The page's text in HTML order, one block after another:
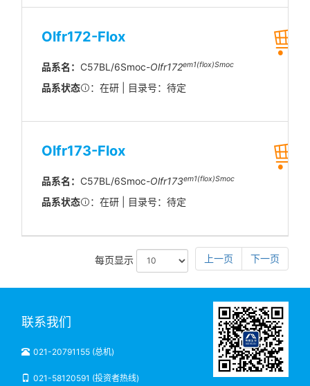
Olfr172-Flox
品系名： C57BL/6Smoc-Olfr172em1(flox)Smoc
品系状态 ：在研 | 目录号：待定
Olfr173-Flox
品系名： C57BL/6Smoc-Olfr173em1(flox)Smoc
品系状态 ：在研 | 目录号：待定
每页显示 上一页 下一页
联系我们
021-20791155 (总机)
021-58120591 (投资者热线)